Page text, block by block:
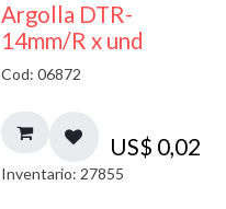
Argolla DTR-
14mm/R x und
Cod: 06872
US$ 0,02
Inventario: 27855